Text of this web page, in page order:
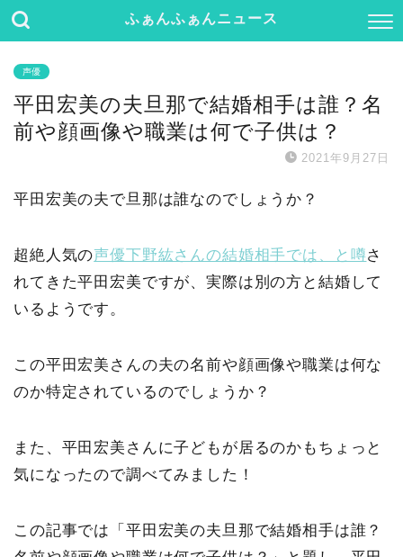
ふぁんふぁんニュース
声優
平田宏美の夫旦那で結婚相手は誰？名
前や顔画像や職業は何で子供は？
2021年9月27日
平田宏美の夫で旦那は誰なのでしょうか？
超絶人気の声優下野紘さんの結婚相手では、と噂さ
れてきた平田宏美ですが、実際は別の方と結婚して
いるようです。
この平田宏美さんの夫の名前や顔画像や職業は何な
のか特定されているのでしょうか？
また、平田宏美さんに子どもが居るのかもちょっと
気になったので調べてみました！
この記事では「平田宏美の夫旦那で結婚相手は誰？